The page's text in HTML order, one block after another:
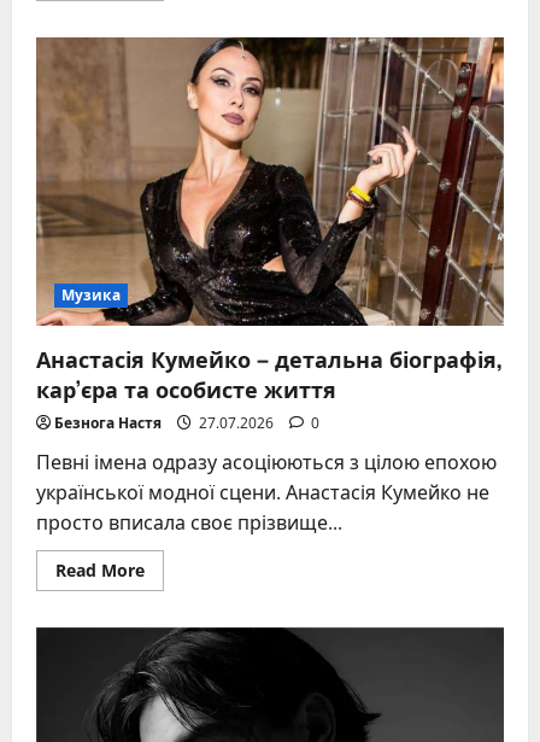
металева
вилка
задає
музиці
медицині
Музика
Анастасія Кумейко – детальна біографія,
кар’єра та особисте життя
Безнога Настя 27.07.2026 0
Певні імена одразу асоціюються з цілою епохою
української модної сцени. Анастасія Кумейко не
просто вписала своє прізвище...
Read MoreRead
more
Кумейко
–
детальна
біографія,
кар’єра
та